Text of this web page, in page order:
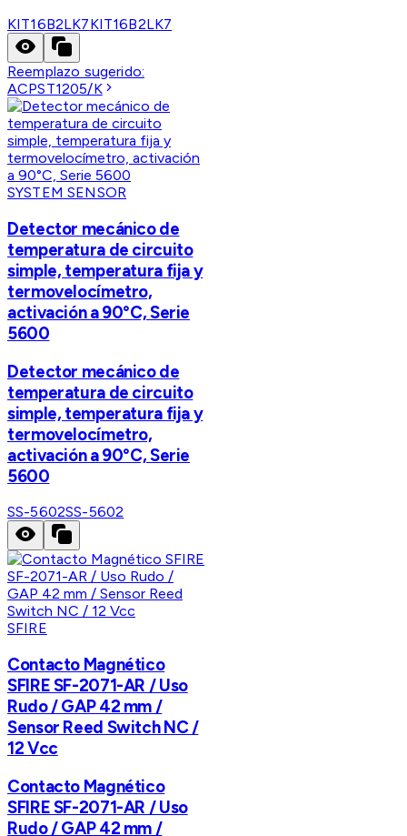
KIT16B2LK7KIT16B2LK7
Reemplazo sugerido:
ACPST1205/K
SYSTEM SENSOR
Detector mecánico de
temperatura de circuito
simple, temperatura fija y
termovelocímetro,
activación a 90°C, Serie
5600
Detector mecánico de
temperatura de circuito
simple, temperatura fija y
termovelocímetro,
activación a 90°C, Serie
5600
SS-5602SS-5602
SFIRE
Contacto Magnético
SFIRE SF-2071-AR / Uso
Rudo / GAP 42 mm /
Sensor Reed Switch NC /
12 Vcc
Contacto Magnético
SFIRE SF-2071-AR / Uso
Rudo / GAP 42 mm /